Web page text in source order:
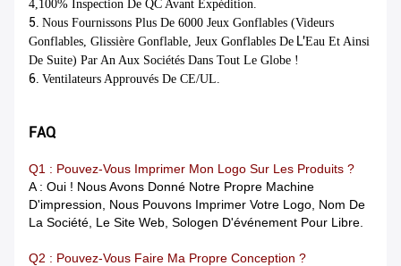
4,100% Inspection De QC Avant Expédition.
5. Nous Fournissons Plus De 6000 Jeux Gonflables (videurs
Gonflables, Glissière Gonflable, Jeux Gonflables De L'Eau Et Ainsi
De Suite) Par An Aux Sociétés Dans Tout Le Globe !
6. Ventilateurs Approuvés De CE/UL.
FAQ
Q1 : Pouvez-Vous Imprimer Mon Logo Sur Les Produits ?
A : Oui ! Nous Avons Donné Notre Propre Machine
D'impression, Nous Pouvons Imprimer Votre Logo, Nom De
La Société, Le Site Web, Sologen D'événement Pour Libre.
Q2 : Pouvez-Vous Faire Ma Propre Conception ?